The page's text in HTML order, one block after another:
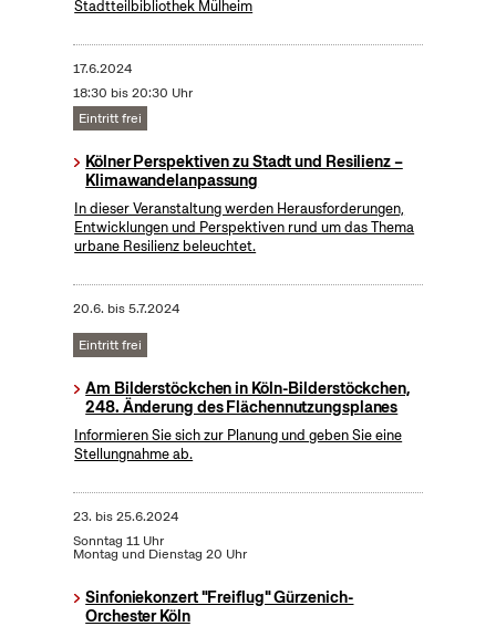
Stadtteilbibliothek Mülheim
17.6.2024
18:30 bis 20:30 Uhr
Eintritt frei
Kölner Perspektiven zu Stadt und Resilienz –
Klimawandelanpassung
In dieser Veranstaltung werden Herausforderungen,
Entwicklungen und Perspektiven rund um das Thema
urbane Resilienz beleuchtet.
20.6. bis5.7.2024
Eintritt frei
Am Bilderstöckchen in Köln-Bilderstöckchen,
248. Änderung des Flächennutzungsplanes
Informieren Sie sich zur Planung und geben Sie eine
Stellungnahme ab.
23. bis25.6.2024
Sonntag 11 Uhr
Montag und Dienstag 20 Uhr
Sinfoniekonzert "Freiflug" Gürzenich-
Orchester Köln